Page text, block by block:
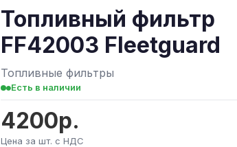
Топливный фильтр
FF42003 Fleetguard
Топливные фильтры
Есть в наличии
4200р.
Цена за шт. с НДС